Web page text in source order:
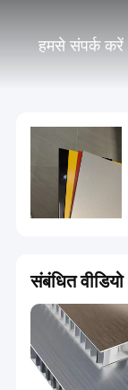
हमसे संपर्क करें
संबंधित वीडियो